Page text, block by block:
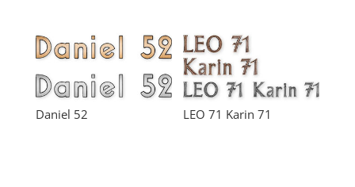
Daniel 52 LEO 71 Karin 71